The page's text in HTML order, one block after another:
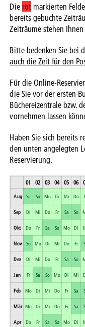
Die rotmarkierten
bereits gebuchte
Zeiträume stehen
Bitte bedenken Sie bei
auch die Zeit für den
Für die Online-
die Sie vor der ersten
Büchereizentrale bzw.
vornehmen lassen
Haben Sie sich bereits
den unten angelegten
Reservierung.
01 02 03 04 05 06
Aug Sa So Mo Di Mi Do
Sep Di Mi Do Fr Sa So
Okt Do Fr Sa So Mo Di
Nov So Mo Di Mi Do Fr
Dez Di Mi Do Fr Sa So
Jan Fr Sa So Mo Di Mi
Feb Mo Di Mi Do Fr Sa
Mär Mo Di Mi Do Fr Sa
Apr Do Fr Sa So Mo Di